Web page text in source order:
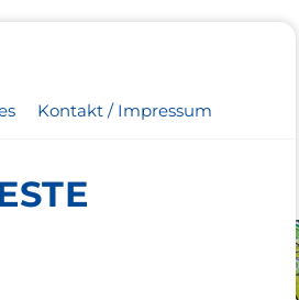
Kontakt / Impressum